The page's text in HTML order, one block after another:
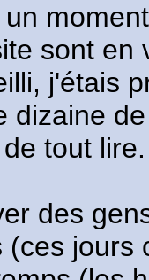
sont en
j'étais
dizaine
tout lire.
des
(ces jours